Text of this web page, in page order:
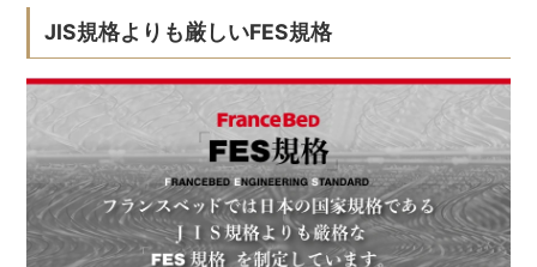
JIS規格よりも厳しいFES規格